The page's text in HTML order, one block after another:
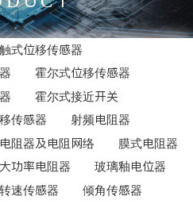
式位移传感器
霍尔式位移传感器
霍尔式接近开关
传感器
射频电阻器
阻器及电阻网络
膜式电阻器
大功率电阻器
玻璃釉电位器
转速传感器
倾角传感器